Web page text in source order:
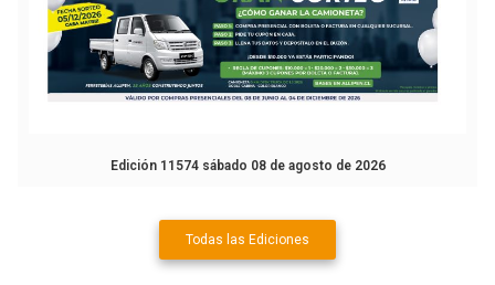
Edición 11574 sábado 08 de agosto de 2026
Todas las Ediciones